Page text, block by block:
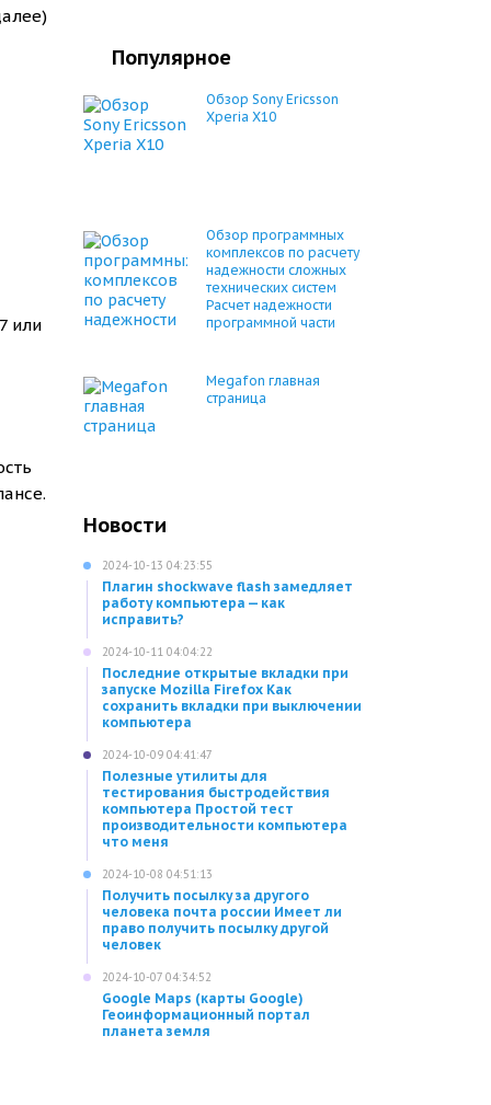
или
Популярное
Обзор Sony Ericsson
Xperia X10
Обзор программных
комплексов по расчету
надежности сложных
технических систем
Расчет надежности
программной части
Megafon главная
страница
Новости
2024-10-13 04:23:55
Плагин shockwave flash замедляет
работу компьютера — как
исправить?
2024-10-11 04:04:22
Последние открытые вкладки при
запуске Mozilla Firefox Как
сохранить вкладки при выключении
компьютера
2024-10-09 04:41:47
Полезные утилиты для
тестирования быстродействия
компьютера Простой тест
производительности компьютера
что меня
2024-10-08 04:51:13
Получить посылку за другого
человека почта россии Имеет ли
право получить посылку другой
человек
2024-10-07 04:34:52
Google Maps (карты Google)
Геоинформационный портал
планета земля